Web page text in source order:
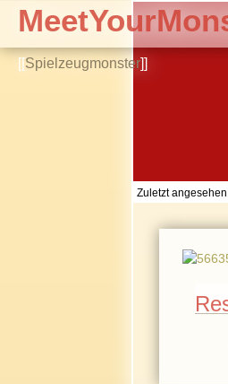
[[Spielzeugmonster]]
Zuletzt